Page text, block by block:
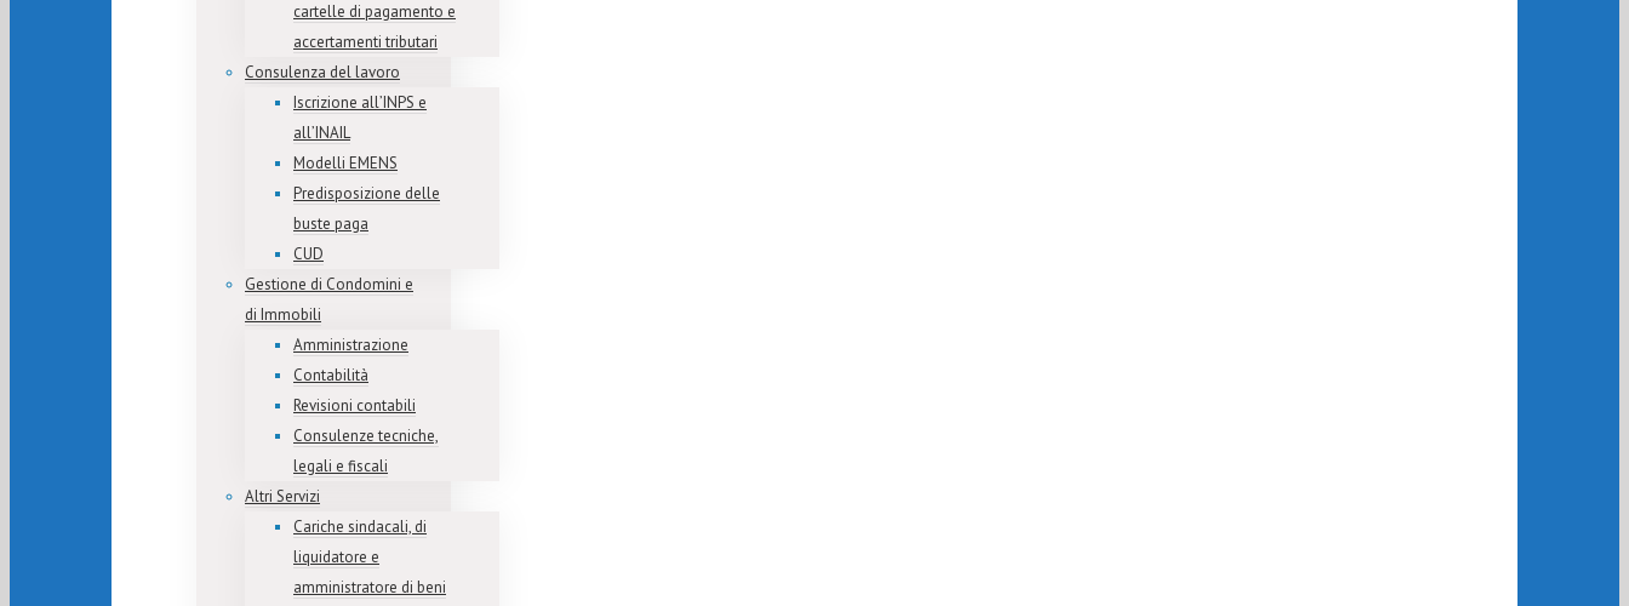
cartelle di pagamento e
accertamenti tributari
Consulenza del lavoro
Iscrizione all’INPS e
all’INAIL
Modelli EMENS
Predisposizione delle
buste paga
CUD
Gestione di Condomini e
di Immobili
Amministrazione
Contabilità
Revisioni contabili
Consulenze tecniche,
legali e fiscali
Altri Servizi
Cariche sindacali, di
liquidatore e
amministratore di beni